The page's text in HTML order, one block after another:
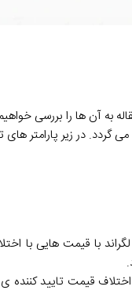
به آن ها را بررسی
در زیر پارامتر های
لگراند با قیمت هایی با
قیمت تایید کننده ی